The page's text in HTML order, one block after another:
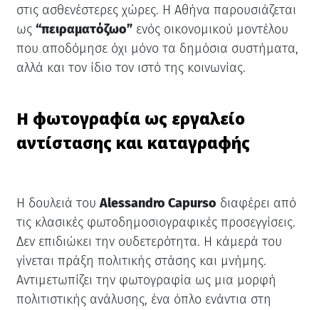
στις ασθενέστερες χώρες. Η Αθήνα παρουσιάζεται
ως “πειραματόζωο”ενός οικονομικού μοντέλου
που αποδόμησε όχι μόνο τα δημόσια συστήματα,
αλλά και τον ίδιο τον ιστό της κοινωνίας.
Η φωτογραφία ως εργαλείο
αντίστασης και καταγραφής
Η δουλειά τουAlessandro Capurso διαφέρει από
τις κλασικές φωτοδημοσιογραφικές προσεγγίσεις.
Δεν επιδιώκει την ουδετερότητα. Η κάμερά του
γίνεται πράξη πολιτικής στάσης και μνήμης.
Αντιμετωπίζει την φωτογραφία ως μια μορφή
πολιτιστικής ανάλυσης, ένα όπλο ενάντια στη